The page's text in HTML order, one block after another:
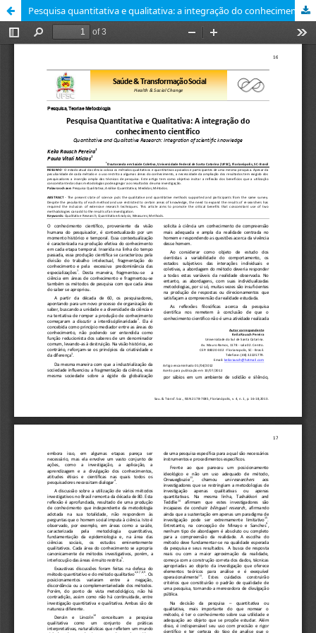
Pesquisa quantitativa e qualitativa: a integração do conhecimento científico [Quantitative and qualitative research: integration of scientific knowledge]